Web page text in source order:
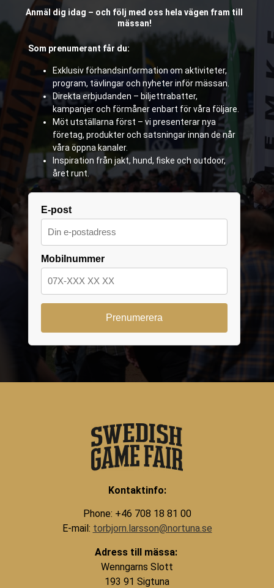
Anmäl dig idag – och följ med oss hela vägen fram till
mässan!
E-post
Mobilnummer
Som prenumerant får du:
Exklusiv förhandsinformation om aktiviteter,
program, tävlingar och nyheter inför mässan.
Direkta erbjudanden – biljettrabatter,
kampanjer och förmåner enbart för våra följare.
Möt utställarna först – vi presenterar nya
företag, produkter och satsningar innan de når
våra öppna kanaler.
Inspiration från jakt, hund, fiske och outdoor,
året runt.
Kontaktinfo:
Phone: +46 708 18 81 00
E-mail: torbjorn.larsson@nortuna.se
Adress till mässa:
Wenngarns Slott
193 91 Sigtuna